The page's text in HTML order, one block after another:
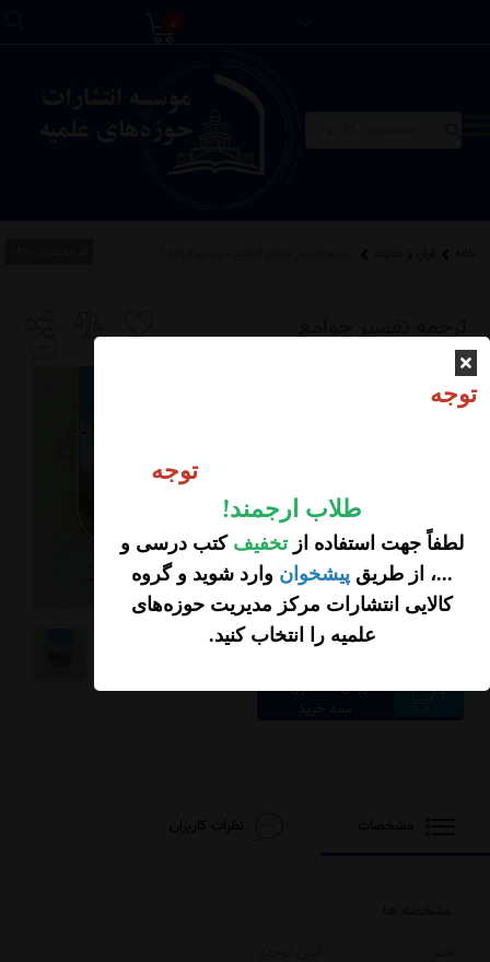
توجه
توجه
طلاب ارجمند!
لطفاً جهت استفاده از تخفیف کتب درسی و
...، از طریق پیشخوان وارد شوید و گروه
کالایی انتشارات مرکز مدیریت حوزه‌های
علمیه را انتخاب کنید.
ترجمه تفسیر جوامع
الجامع سوره توبه پایه 7
220,000 تومان
35,200 تخفیف
184,800 تومان
افزودن محصول به